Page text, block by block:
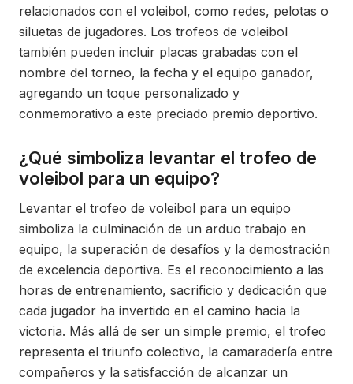
relacionados con el voleibol, como redes, pelotas o
siluetas de jugadores. Los trofeos de voleibol
también pueden incluir placas grabadas con el
nombre del torneo, la fecha y el equipo ganador,
agregando un toque personalizado y
conmemorativo a este preciado premio deportivo.
¿Qué simboliza levantar el trofeo de
voleibol para un equipo?
Levantar el trofeo de voleibol para un equipo
simboliza la culminación de un arduo trabajo en
equipo, la superación de desafíos y la demostración
de excelencia deportiva. Es el reconocimiento a las
horas de entrenamiento, sacrificio y dedicación que
cada jugador ha invertido en el camino hacia la
victoria. Más allá de ser un simple premio, el trofeo
representa el triunfo colectivo, la camaradería entre
compañeros y la satisfacción de alcanzar un